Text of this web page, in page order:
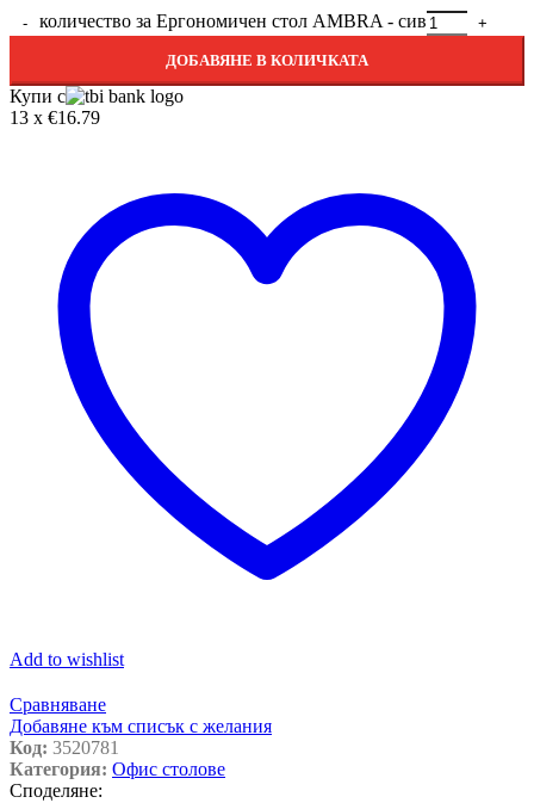
количество за Ергономичен стол AMBRA - сив
ДОБАВЯНЕ В КОЛИЧКАТА
Купи с
13 x €16.79
Add to wishlist
Сравняване
Добавяне към списък с желания
Код: 3520781
Категория: Офис столове
Споделяне: